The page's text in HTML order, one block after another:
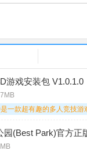
游戏安装包 V1.0.1.0
园(Best Park)官方正